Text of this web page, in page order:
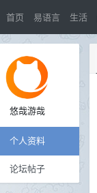
首页 易语言 生活
悠哉游哉
个人资料
论坛帖子